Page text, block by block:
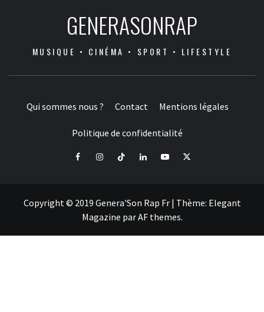
GENERASONRAP
MUSIQUE • CINÉMA • SPORT • LIFESTYLE
Qui sommes nous ? Contact Mentions légales
Politique de confidentialité
FacebookInstagramTiktok LinkedInYoutube
X
Copyright © 2019 Genera'Son Rap Fr | Thème: Elegant
Magazine parAF themes.